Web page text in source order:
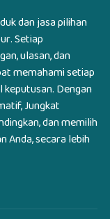
dan jasa pilihan
Setiap
ulasan, dan
memahami setiap
Dengan
Jungkat
dan memilih
Anda, secara lebih